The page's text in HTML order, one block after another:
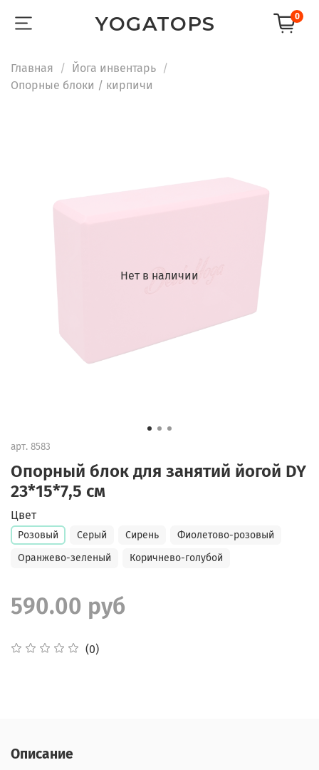
YOGATOPS 0
Главная
Йога инвентарь
Опорные блоки / кирпичи
Нет в наличии
арт. 8583
Опорный блок для занятий йогой DY
23*15*7,5 см
(0)
Цвет
Розовый Серый Сирень
Фиолетово-розовый
Оранжево-зеленый
Коричнево-голубой
590.00 руб
Описание